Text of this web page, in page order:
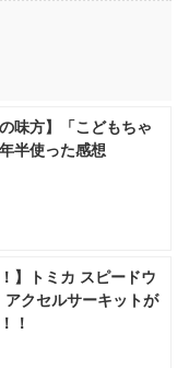
味方】「こどもちゃ
半使った感想
】トミカ スピードウ
アクセルサーキットが
！